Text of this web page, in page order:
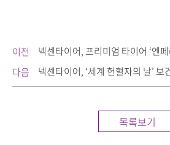
이전
넥센타이어, 프리미엄 타이어 ‘엔
다음
넥센타이어, ‘세계 헌혈자의 날’
목록보기